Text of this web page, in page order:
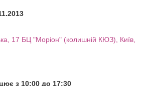
17 БЦ "Моріон" (колишній КЮЗ), Київ,
з 10:00 до 17:30